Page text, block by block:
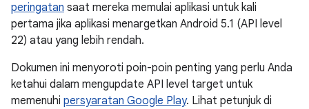
peringatan saat mereka memulai aplikasi untuk kali
pertama jika aplikasi menargetkan Android 5.1 (API level
22) atau yang lebih rendah.
Dokumen ini menyoroti poin-poin penting yang perlu Anda
ketahui dalam mengupdate API level target untuk
memenuhi persyaratan Google Play. Lihat petunjuk di